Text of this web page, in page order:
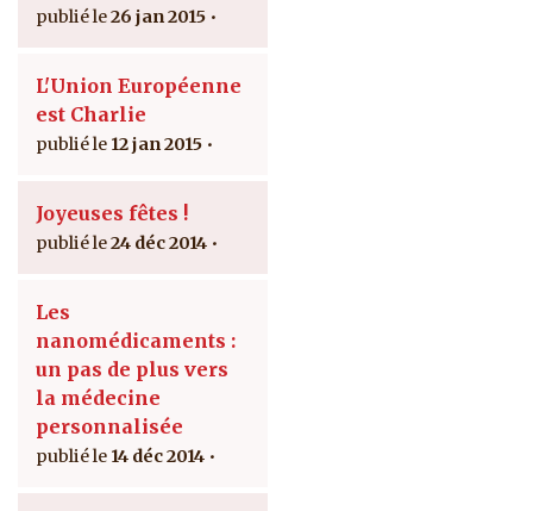
26 jan 2015
L'Union Européenne
est Charlie
12 jan 2015
Joyeuses fêtes !
24 déc 2014
Les
nanomédicaments :
un pas de plus vers
la médecine
personnalisée
14 déc 2014